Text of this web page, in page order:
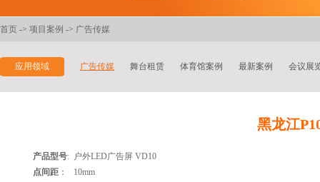
首页 -> 项目案例 -> 广告传媒
应用领域 广告传媒 舞台租赁 体育馆案例 最新案例 会议展
黑龙江
产品型号: 户外LED广告屏 VD10
点间距 ：
10mm